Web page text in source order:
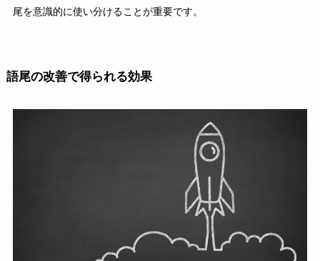
尾を意識的に使い分けることが重要です。
語尾の改善で得られる効果